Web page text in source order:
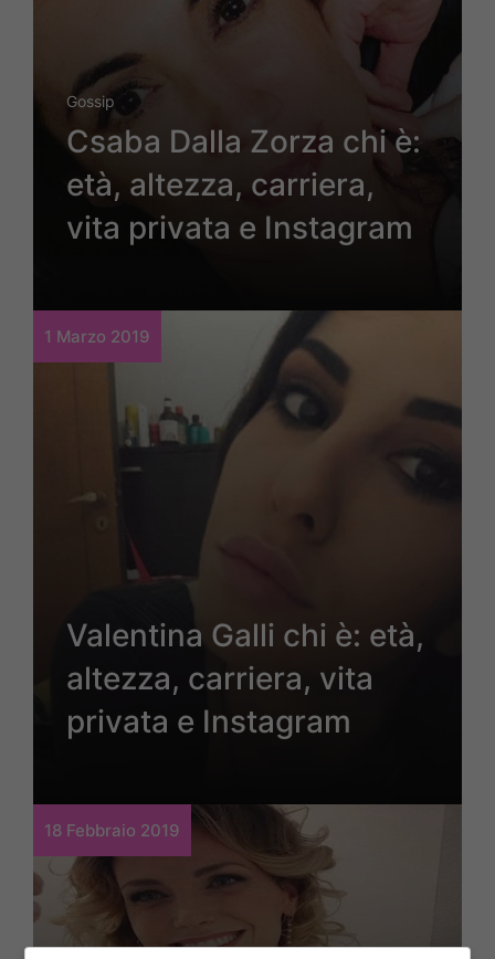
Gossip
Csaba Dalla Zorza chi è:
età, altezza, carriera,
vita privata e Instagram
1 Marzo 2019
Valentina Galli chi è: età,
altezza, carriera, vita
privata e Instagram
18 Febbraio 2019